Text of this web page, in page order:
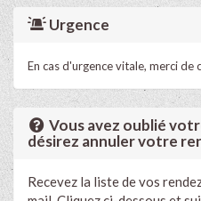
Urgence
En cas d'urgence vitale, merci de
Vous avez oublié
désirez annuler votre
Recevez la liste de vos